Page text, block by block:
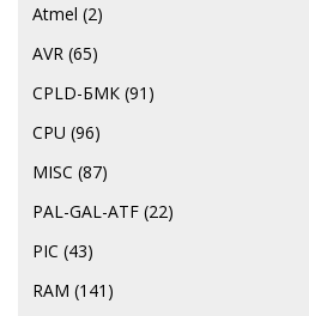
Atmel (2)
AVR (65)
CPLD-БМК (91)
CPU (96)
MISC (87)
PAL-GAL-ATF (22)
PIC (43)
RAM (141)